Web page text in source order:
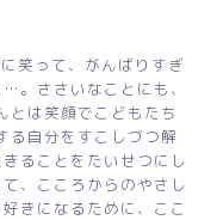
笑って、がんばりすぎ
。ささいなことにも、
とは笑顔でこどもたち
る自分をすこしづつ解
ることをたいせつにし
、こころからのやさし
きになるために、ここ